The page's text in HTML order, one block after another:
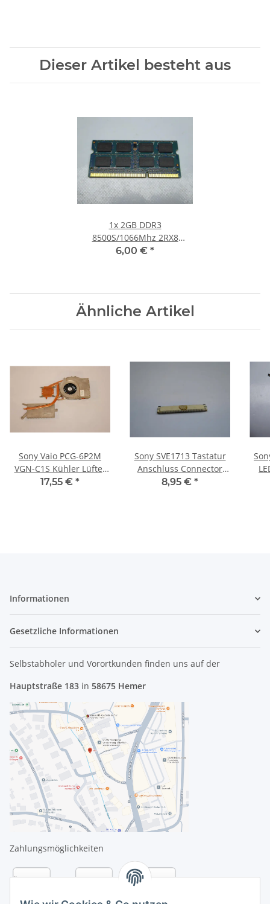
Dieser Artikel besteht aus
1x 2GB DDR3
8500S/1066Mhz 2RX8
Notebook SO-DIMM RAM
6,00 € *
Ähnliche Artikel
Sony Vaio PCG-6P2M
VGN-C1S Kühler Lüfter
20061109DH #2978
17,55 € *
Sony SVE1713 Tastatur
Anschluss Connector
(Mainboard) #3700
8,95 € *
Informationen
Gesetzliche Informationen
Selbstabholer und Vorortkunden finden uns auf der
Hauptstraße 183 in 58675 Hemer
Zahlungsmöglichkeiten